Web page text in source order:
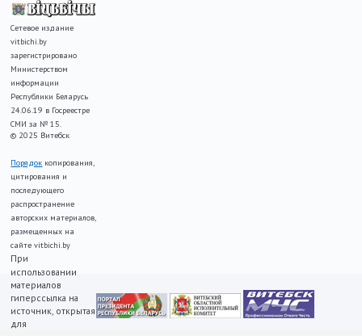
Сетевое издание
vitbichi.by
зарегистрировано
Министерством
информации
Республики Беларусь
24.06.19 в Госреестре
СМИ за № 15.
© 2025 Витебск
Порядок копирования,
цитирования и
последующего
распространение
авторских материалов,
размещенных на
сайте vitbichi.by
При
использовании
материалов
гиперссылка на
источник, открытая
для